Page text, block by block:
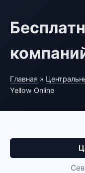
Главная »
Yellow Online